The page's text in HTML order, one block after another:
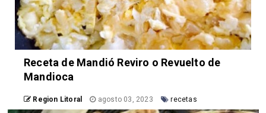
Receta de Mandió Reviro o Revuelto de
Mandioca
Region Litoral agosto 03, 2023 recetas